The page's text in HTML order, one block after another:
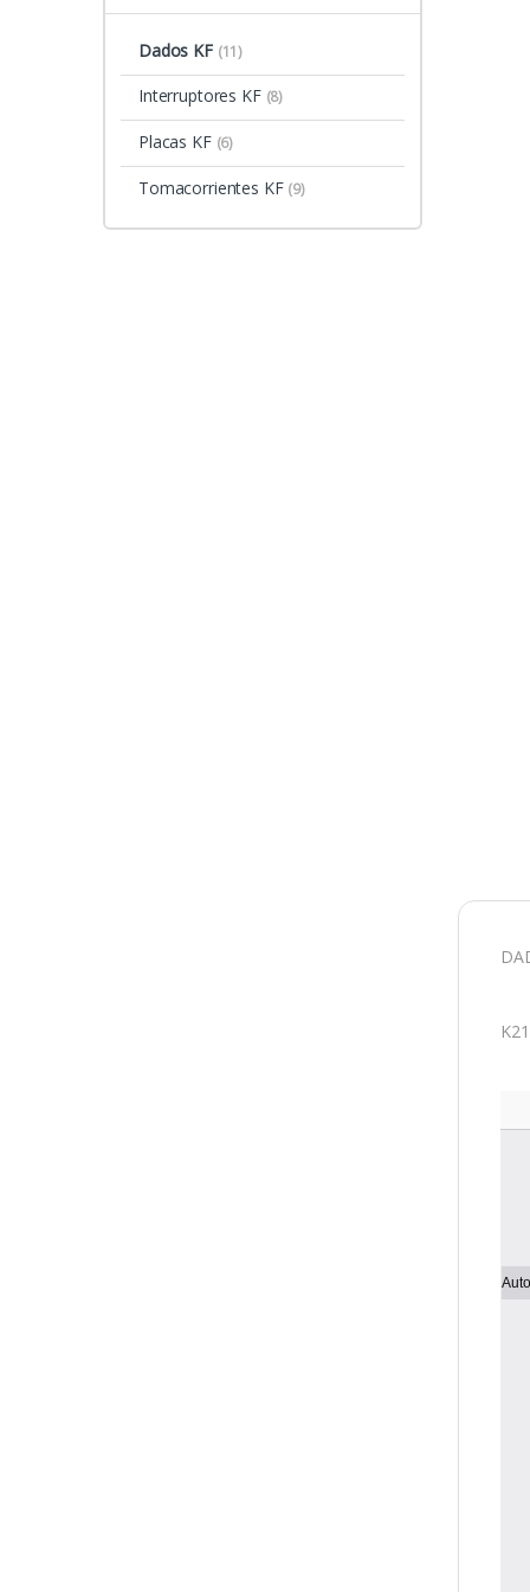
Dados KF (11)
Interruptores KF (8)
Placas KF (6)
Tomacorrientes KF (9)